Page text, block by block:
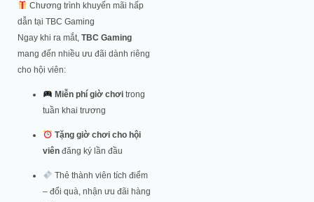
Chương trình khuyến mãi hấp
dẫn tại TBC Gaming
Ngay khi ra mắt, TBC Gaming
mang đến nhiều ưu đãi dành riêng
cho hội viên:
Miễn phí giờ chơitrong
tuần khai trương
Tặng giờ chơi cho hội
viên đăng ký lần đầu
Thẻ thành viên tích điểm
– đổi quà, nhận ưu đãi hàng